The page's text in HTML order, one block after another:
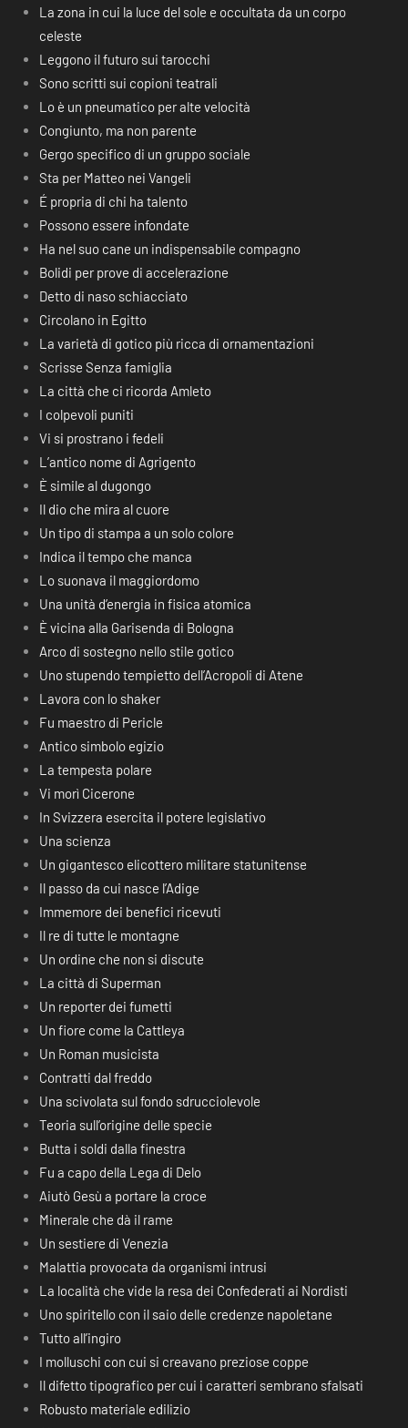
La zona in cui la luce del sole e occultata da un corpo
celeste
Leggono il futuro sui tarocchi
Sono scritti sui copioni teatrali
Lo è un pneumatico per alte velocità
Congiunto, ma non parente
Gergo specifico di un gruppo sociale
Sta per Matteo nei Vangeli
É propria di chi ha talento
Possono essere infondate
Ha nel suo cane un indispensabile compagno
Bolidi per prove di accelerazione
Detto di naso schiacciato
Circolano in Egitto
La varietà di gotico più ricca di ornamentazioni
Scrisse Senza famiglia
La città che ci ricorda Amleto
I colpevoli puniti
Vi si prostrano i fedeli
L’antico nome di Agrigento
È simile al dugongo
Il dio che mira al cuore
Un tipo di stampa a un solo colore
Indica il tempo che manca
Lo suonava il maggiordomo
Una unità d’energia in fisica atomica
È vicina alla Garisenda di Bologna
Arco di sostegno nello stile gotico
Uno stupendo tempietto dell’Acropoli di Atene
Lavora con lo shaker
Fu maestro di Pericle
Antico simbolo egizio
La tempesta polare
Vi morì Cicerone
In Svizzera esercita il potere legislativo
Una scienza
Un gigantesco elicottero militare statunitense
Il passo da cui nasce l’Adige
Immemore dei benefici ricevuti
Il re di tutte le montagne
Un ordine che non si discute
La città di Superman
Un reporter dei fumetti
Un fiore come la Cattleya
Un Roman musicista
Contratti dal freddo
Una scivolata sul fondo sdrucciolevole
Teoria sull’origine delle specie
Butta i soldi dalla finestra
Fu a capo della Lega di Delo
Aiutò Gesù a portare la croce
Minerale che dà il rame
Un sestiere di Venezia
Malattia provocata da organismi intrusi
La località che vide la resa dei Confederati ai Nordisti
Uno spiritello con il saio delle credenze napoletane
Tutto all’ingiro
I molluschi con cui si creavano preziose coppe
Il difetto tipografico per cui i caratteri sembrano sfalsati
Robusto materiale edilizio